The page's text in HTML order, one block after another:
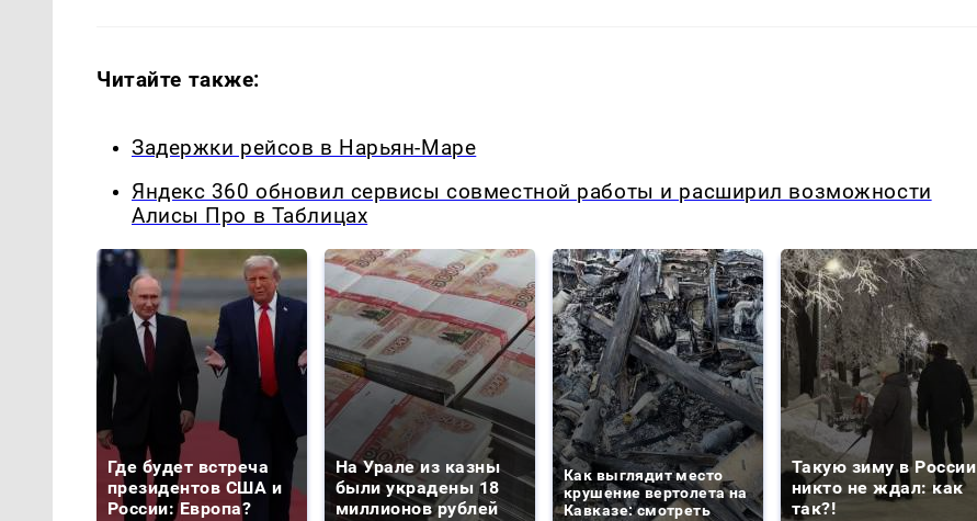
Читайте также:
Задержки рейсов в Нарьян-Маре
Яндекс 360 обновил сервисы совместной работы и расширил возможности
Алисы Про в Таблицах
Где будет встреча
президентов США и
России: Европа?
На Урале из казны
были украдены 18
миллионов рублей
Как выглядит место
крушение вертолета на
Кавказе: смотреть
Такую зиму в России
никто не ждал: как
так?!